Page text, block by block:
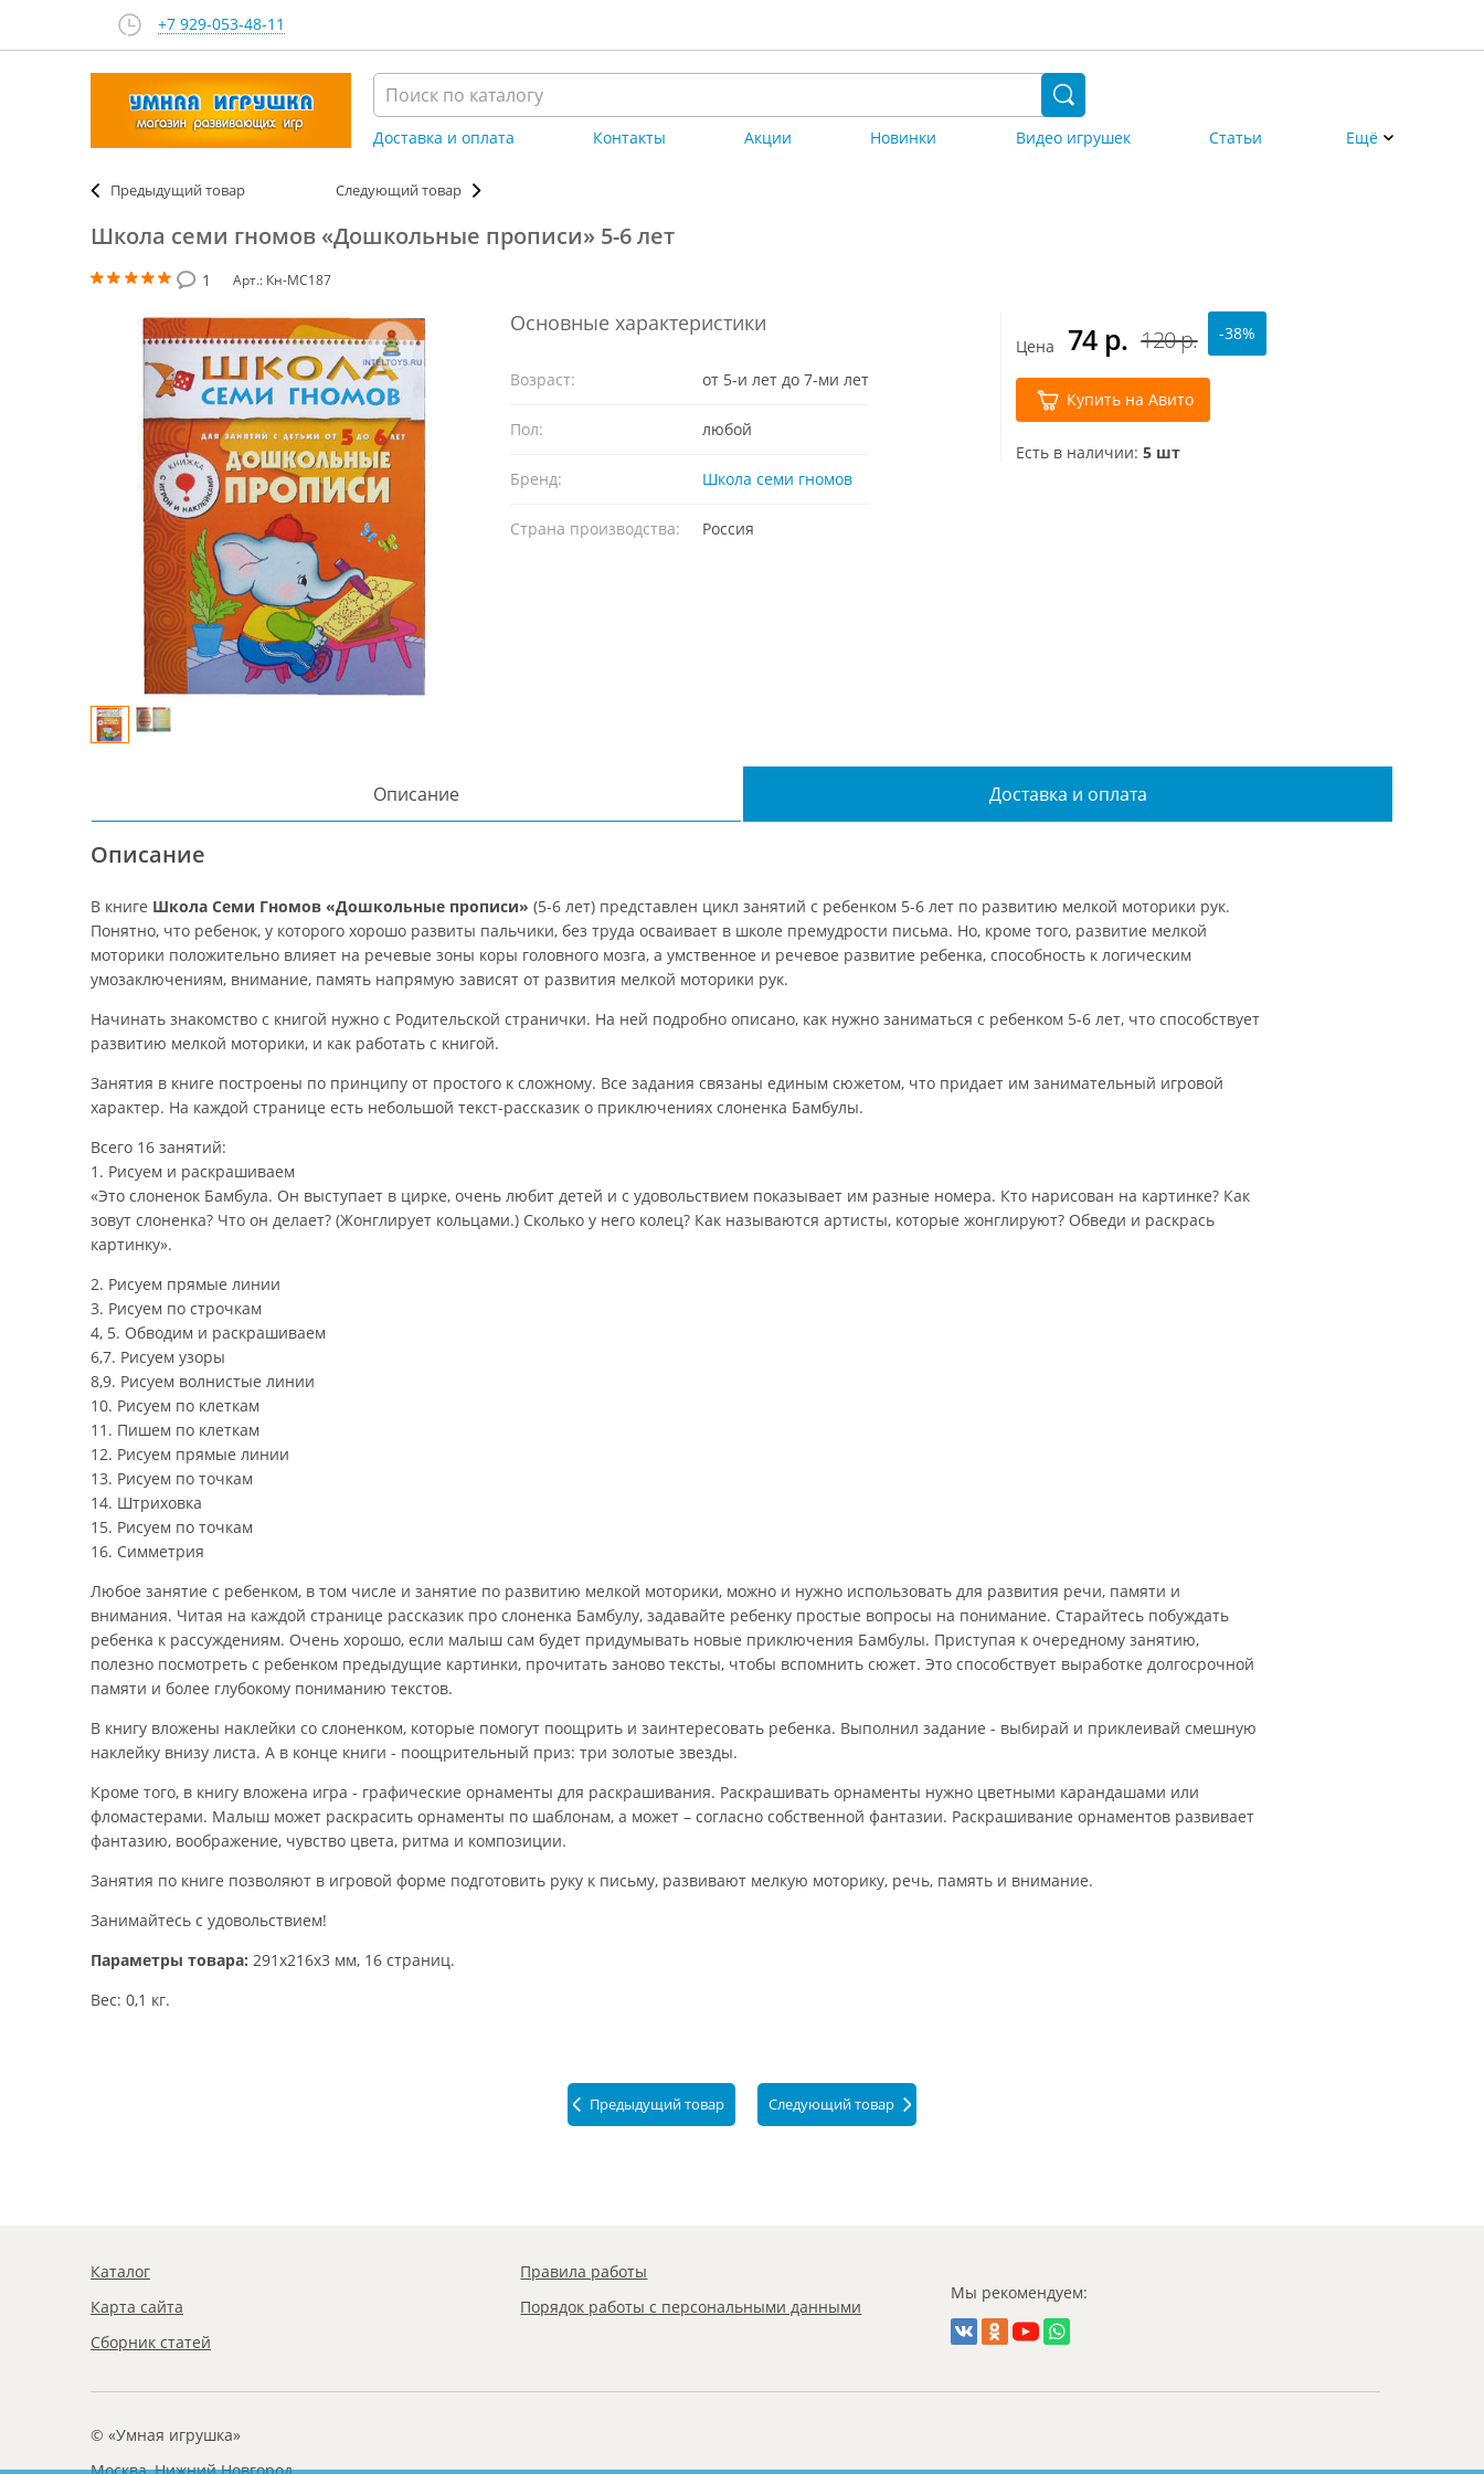
+7 929-053-48-11
Доставка и оплата Контакты Акции Новинки Видео игрушек Статьи Ещё
Предыдущий товар Следующий товар
1 Арт.: Кн-МС187
Школа семи гномов «Дошкольные прописи» 5-6 лет
Основные характеристики
Возраст: от 5-и лет до 7-ми лет
Пол: любой
Бренд: Школа семи гномов
Страна производства: Россия
Цена 120 р.
74 р. -38%
Купить на Авито
Есть в наличии: 5 шт
Описание
Описание
В книге Школа Семи Гномов «Дошкольные прописи» (5-6 лет) представлен цикл занятий с ребенком 5-6 лет по развитию мелкой моторики рук.
Понятно, что ребенок, у которого хорошо развиты пальчики, без труда осваивает в школе премудрости письма. Но, кроме того, развитие мелкой
моторики положительно влияет на речевые зоны коры головного мозга, а умственное и речевое развитие ребенка, способность к логическим
умозаключениям, внимание, память напрямую зависят от развития мелкой моторики рук.
Начинать знакомство с книгой нужно с Родительской странички. На ней подробно описано, как нужно заниматься с ребенком 5-6 лет, что способствует
развитию мелкой моторики, и как работать с книгой.
Занятия в книге построены по принципу от простого к сложному. Все задания связаны единым сюжетом, что придает им занимательный игровой
характер. На каждой странице есть небольшой текст-рассказик о приключениях слоненка Бамбулы.
Всего 16 занятий:
1. Рисуем и раскрашиваем
«Это слоненок Бамбула. Он выступает в цирке, очень любит детей и с удовольствием показывает им разные номера. Кто нарисован на картинке? Как
зовут слоненка? Что он делает? (Жонглирует кольцами.) Сколько у него колец? Как называются артисты, которые жонглируют? Обведи и раскрась
картинку».
2. Рисуем прямые линии
3. Рисуем по строчкам
4, 5. Обводим и раскрашиваем
6,7. Рисуем узоры
8,9. Рисуем волнистые линии
10. Рисуем по клеткам
11. Пишем по клеткам
12. Рисуем прямые линии
13. Рисуем по точкам
14. Штриховка
15. Рисуем по точкам
16. Симметрия
Любое занятие с ребенком, в том числе и занятие по развитию мелкой моторики, можно и нужно использовать для развития речи, памяти и
внимания. Читая на каждой странице рассказик про слоненка Бамбулу, задавайте ребенку простые вопросы на понимание. Старайтесь побуждать
ребенка к рассуждениям. Очень хорошо, если малыш сам будет придумывать новые приключения Бамбулы. Приступая к очередному занятию,
полезно посмотреть с ребенком предыдущие картинки, прочитать заново тексты, чтобы вспомнить сюжет. Это способствует выработке долгосрочной
памяти и более глубокому пониманию текстов.
В книгу вложены наклейки со слоненком, которые помогут поощрить и заинтересовать ребенка. Выполнил задание - выбирай и приклеивай смешную
наклейку внизу листа. А в конце книги - поощрительный приз: три золотые звезды.
Кроме того, в книгу вложена игра - графические орнаменты для раскрашивания. Раскрашивать орнаменты нужно цветными карандашами или
фломастерами. Малыш может раскрасить орнаменты по шаблонам, а может – согласно собственной фантазии. Раскрашивание орнаментов развивает
фантазию, воображение, чувство цвета, ритма и композиции.
Занятия по книге позволяют в игровой форме подготовить руку к письму, развивают мелкую моторику, речь, память и внимание.
Занимайтесь с удовольствием!
Параметры товара: 291x216x3 мм, 16 страниц.
Вес: 0,1 кг.
Доставка и оплата
Предыдущий товар Следующий товар
Каталог
Карта сайта
Сборник статей
Правила работы
Порядок работы с персональными данными
© «Умная игрушка»
Мы рекомендуем: